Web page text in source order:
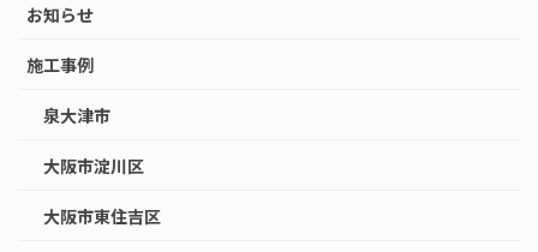
お知らせ
施工事例
泉大津市
大阪市淀川区
大阪市東住吉区